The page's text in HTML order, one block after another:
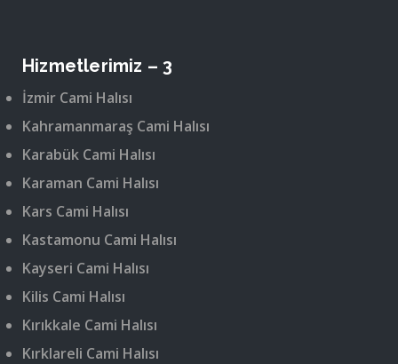
Hizmetlerimiz – 3
İzmir Cami Halısı
Kahramanmaraş Cami Halısı
Karabük Cami Halısı
Karaman Cami Halısı
Kars Cami Halısı
Kastamonu Cami Halısı
Kayseri Cami Halısı
Kilis Cami Halısı
Kırıkkale Cami Halısı
Kırklareli Cami Halısı